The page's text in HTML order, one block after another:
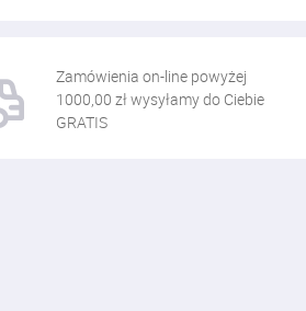
Zamówienia on-line powyżej
1000,00 zł wysyłamy do Ciebie
GRATIS